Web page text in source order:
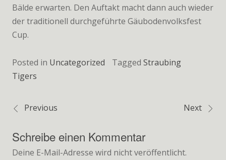
Bälde erwarten. Den Auftakt macht dann auch wieder
der traditionell durchgeführte Gäubodenvolksfest
Cup.
Posted in Uncategorized Tagged Straubing
Tigers
Beitragsnavigation
Previous Next
Schreibe einen Kommentar
Deine E-Mail-Adresse wird nicht veröffentlicht.